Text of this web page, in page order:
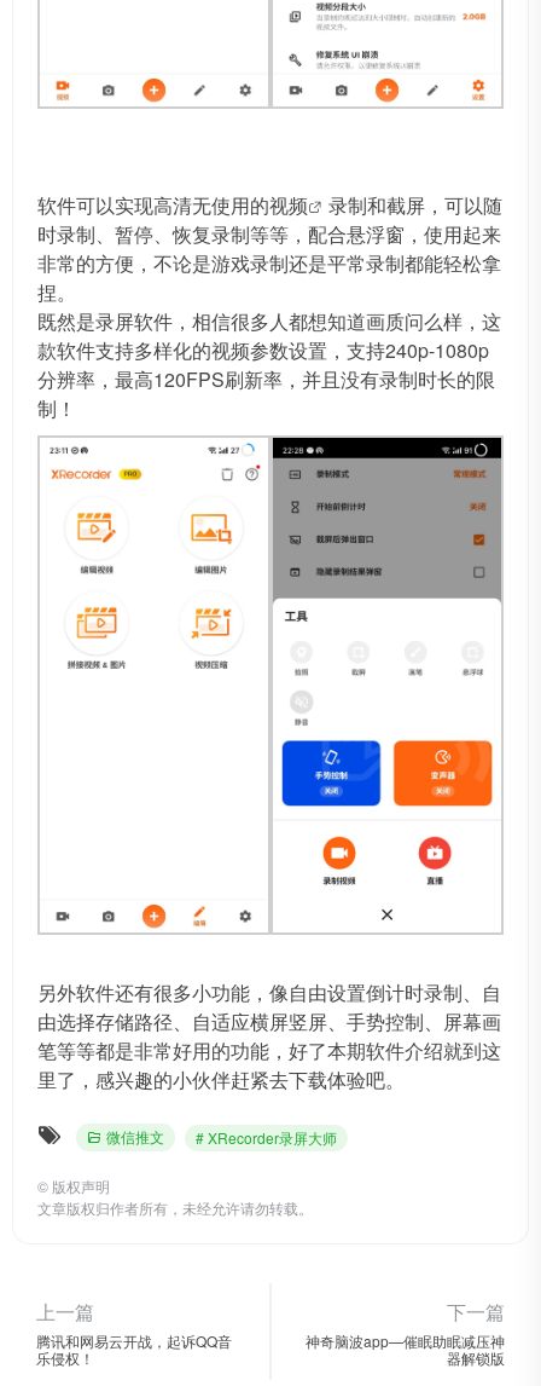
软件可以实现高清无使用的视频
录制和截屏，可以随
时录制、暂停、恢复录制等等，配合悬浮窗，使用起来
非常的方便，不论是游戏录制还是平常录制都能轻松拿
捏。
既然是录屏软件，相信很多人都想知道画质问么样，这
款软件支持多样化的视频参数设置，支持240p-1080p
分辨率，最高120FPS刷新率，并且没有录制时长的限
制！
另外软件还有很多小功能，像自由设置倒计时录制、自
由选择存储路径、自适应横屏竖屏、手势控制、屏幕画
笔等等都是非常好用的功能，好了本期软件介绍就到这
里了，感兴趣的小伙伴赶紧去下载体验吧。
微信推文 # XRecorder录屏大师
© 版权声明
文章版权归作者所有，未经允许请勿转载。
上一篇
腾讯和网易云开战，起诉QQ音
乐侵权！
下一篇
神奇脑波app—催眠助眠减压神
器解锁版